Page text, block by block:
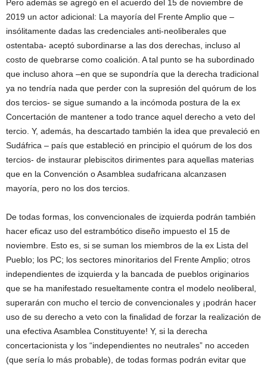
Pero además se agregó en el acuerdo del 15 de noviembre de
2019 un actor adicional: La mayoría del Frente Amplio que –
insólitamente dadas las credenciales anti-neoliberales que
ostentaba- aceptó subordinarse a las dos derechas, incluso al
costo de quebrarse como coalición. A tal punto se ha subordinado
que incluso ahora –en que se supondría que la derecha tradicional
ya no tendría nada que perder con la supresión del quórum de los
dos tercios- se sigue sumando a la incómoda postura de la ex
Concertación de mantener a todo trance aquel derecho a veto del
tercio. Y, además, ha descartado también la idea que prevaleció en
Sudáfrica – país que estableció en principio el quórum de los dos
tercios- de instaurar plebiscitos dirimentes para aquellas materias
que en la Convención o Asamblea sudafricana alcanzasen
mayoría, pero no los dos tercios.
De todas formas, los convencionales de izquierda podrán también
hacer eficaz uso del estrambótico diseño impuesto el 15 de
noviembre. Esto es, si se suman los miembros de la ex Lista del
Pueblo; los PC; los sectores minoritarios del Frente Amplio; otros
independientes de izquierda y la bancada de pueblos originarios
que se ha manifestado resueltamente contra el modelo neoliberal,
superarán con mucho el tercio de convencionales y ¡podrán hacer
uso de su derecho a veto con la finalidad de forzar la realización de
una efectiva Asamblea Constituyente! Y, si la derecha
concertacionista y los “independientes no neutrales” no acceden
(que sería lo más probable), de todas formas podrán evitar que